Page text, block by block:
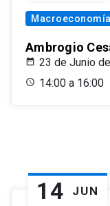
Macroeconomía
Ambrogio
23 de Junio
14:00 a 16:00
14 JUN